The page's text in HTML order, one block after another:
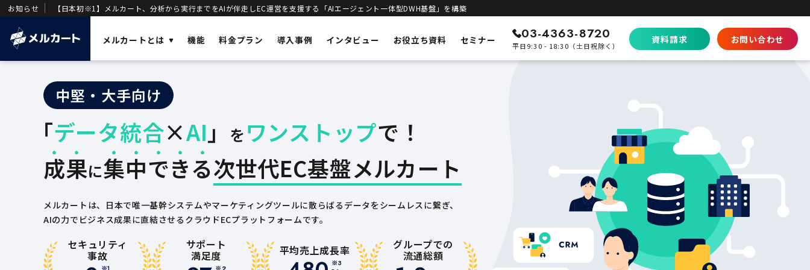
お知らせ 【日本初※1】メルカート、分析から実行までをAIが伴走しEC運営を支援する「AIエージェント一体型DWH基盤」を構築
メルカートとは
メルカートとは？
売上を加速させる「AIエージェント一体型
ECです。
OMO
店舗・ECの顧客統合
事業変革の推進
VOC
唯一のVOC統合基盤
エンジン
DWHとAIエージェント一体型
セキュリティ
安全な運用基盤
Shopifyとの違い
ecbeingとの違い
パッケージとの棲み分け
パートナープログラムはこちら
機能 料金プラン 導入事例 インタビュー お役立ち資料 セミナー お問い合わせ
資料請求
03-4363-8720
平日9:30 - 18:30（土日祝除く）
中堅・大手向け
「データ統合×AI 」 をワンストップで！
成果に集中できる次世代EC基盤メルカート
メルカートは、日本で唯一基幹システムやマーケティングツールに散らばるデータをシームレスに繋ぎ、
AIの力でビジネス成果に直結させるクラウドECプラットフォームです。
セキュリティ
事故
サポート
満足度 平均売上成長率
※3
グループでの
流通総額